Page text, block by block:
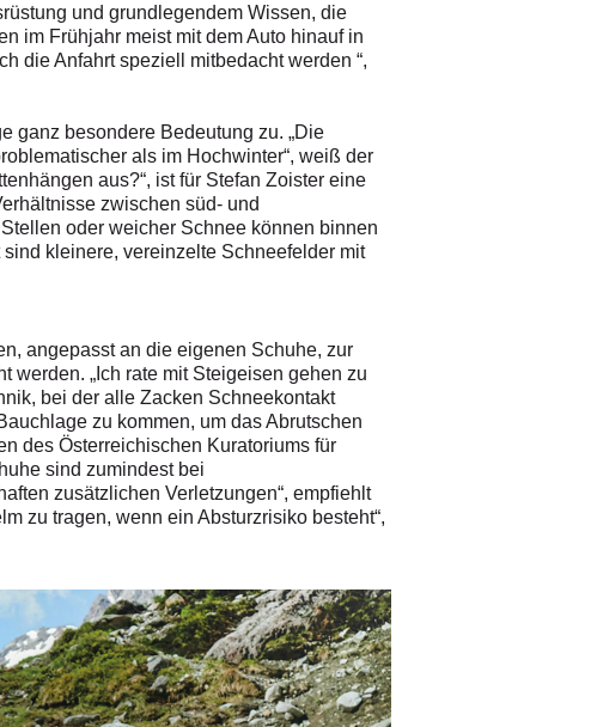
und grundlegendem Wissen, die
im Frühjahr meist mit dem Auto hinauf in
die Anfahrt speziell mitbedacht werden “,
ganz besondere Bedeutung zu. „Die
als im Hochwinter“, weiß der
aus?“, ist für Stefan Zoister eine
zwischen süd- und
oder weicher Schnee können binnen
kleinere, vereinzelte Schneefelder mit
angepasst an die eigenen Schuhe, zur
werden. „Ich rate mit Steigeisen gehen zu
bei der alle Zacken Schneekontakt
zu kommen, um das Abrutschen
des Österreichischen Kuratoriums für
sind zumindest bei
zusätzlichen Verletzungen“, empfiehlt
zu tragen, wenn ein Absturzrisiko besteht“,